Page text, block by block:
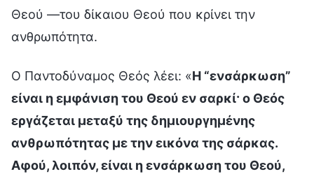
Θεού —του δίκαιου Θεού που κρίνει την
ανθρωπότητα.
Ο Παντοδύναμος Θεός λέει: «Η “ενσάρκωση”
είναι η εμφάνιση του Θεού εν σαρκί· ο Θεός
εργάζεται μεταξύ της δημιουργημένης
ανθρωπότητας με την εικόνα της σάρκας.
Αφού, λοιπόν, είναι η ενσάρκωση του Θεού,